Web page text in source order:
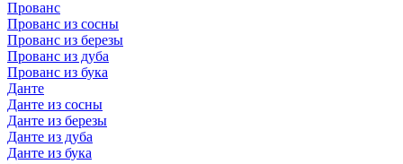
Прованс
Прованс из сосны
Прованс из березы
Прованс из дуба
Прованс из бука
Данте
Данте из сосны
Данте из березы
Данте из дуба
Данте из бука